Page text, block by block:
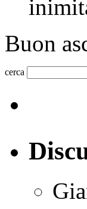
Buon
cerca